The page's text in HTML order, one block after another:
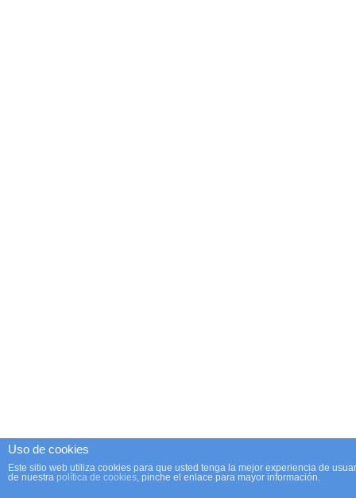
Uso de cookies
Este sitio web utiliza cookies para que usted tenga la mejor experiencia de
de nuestra política de cookies, pinche el enlace para mayor información.